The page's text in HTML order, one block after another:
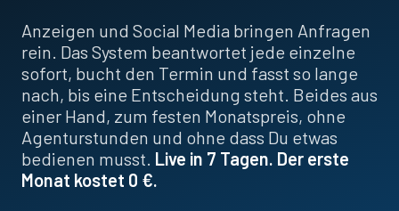
Anzeigen und Social Media bringen Anfragen
rein. Das System beantwortet jede einzelne
sofort, bucht den Termin und fasst so lange
nach, bis eine Entscheidung steht. Beides aus
einer Hand, zum festen Monatspreis, ohne
Agenturstunden und ohne dass Du etwas
bedienen musst. Live in 7 Tagen. Der erste
Monat kostet 0 €.